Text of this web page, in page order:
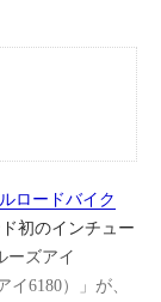
ロードバイク
初のインチュー
ーズアイ
6180）」が、